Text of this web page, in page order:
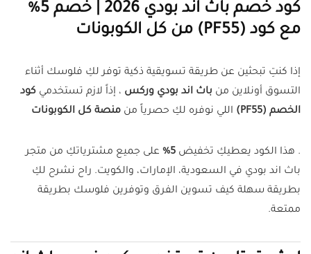
كود خصم باث اند بودي 2026 | خصم 5%
مع كود (PF55) من كل الكوبونات
إذا كنتِ تبحثين عن طريقة تسويقية ذكية توفر لكِ فلوسك أثناء
التسوق أونلاين من باث اند بودي وركس ، إذاً لازم تستخدمي كود
الخصم (PF55)
اللي نوفره لكِ حصرياً من منصة كل الكوبونات
. هذا الكود يعطيكِ تخفيض 5%
على جميع مشترياتكِ من متجر
باث اند بودي في السعودية، الإمارات، والكويت. راح نشرح لكِ
بطريقة سهلة كيف تسوين الفرق وتوفرين فلوسك بطريقة
ممتعة.